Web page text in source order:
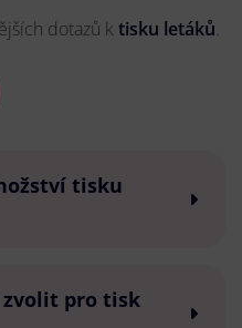
dotazů k tisku letáků.
tisku
zvolit pro tisk